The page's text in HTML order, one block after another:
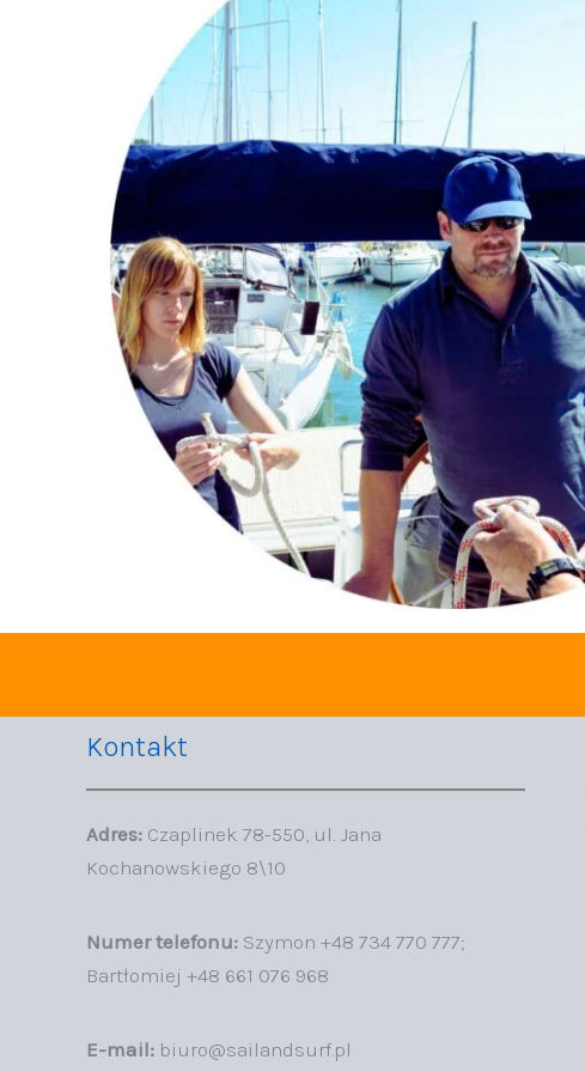
Kontakt
Adres: Czaplinek 78-550, ul. Jana
Kochanowskiego 8\10
Numer telefonu: Szymon +48 734 770 777;
Bartłomiej +48 661 076 968
E-mail: biuro@sailandsurf.pl